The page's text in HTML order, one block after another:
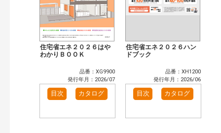
補助金・優遇制度を知る（2）
カタログ一覧＆使い方（1）
カテゴリー
窓・シャッター（14）
玄関ドア・引戸（6）
インテリア建材（10）
エクステリア（3）
トイレ（3）
小型電気温水器（1）
水栓金具（3）
住宅省エネ２０２６はや
わかりＢＯＯＫ
品番：XG9900
発行年月：2026/07
目次 カタログ
住宅省エネ２０２６ハン
ドブック
品番：XH1200
発行年月：2026/06
目次 カタログ